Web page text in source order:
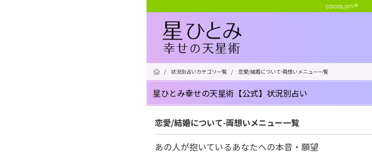
/ 状況別占いカテゴリ一覧 / 恋愛/結婚について-両想いメニュー一覧
星ひとみ幸せの天星術【公式】状況別占い
恋愛/結婚について-両想いメニュー一覧
あの人が抱いているあなたへの本音・願望